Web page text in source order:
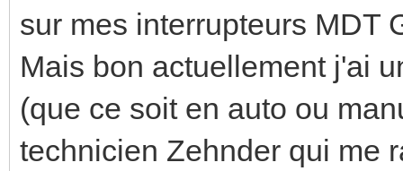
sur mes interrupteurs MDT
Mais bon actuellement j'ai
(que ce soit en auto ou
technicien Zehnder qui me